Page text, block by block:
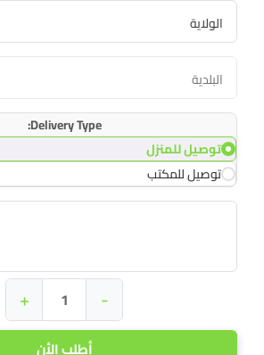
Delivery Type:
توصيل للمنزل
توصيل للمكتب
أطلب الأن
-
+